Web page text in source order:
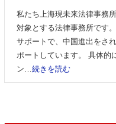
私たち上海現未来法律事務
対象とする法律事務所です
サポートで、中国進出をさ
ポートしています。 具体的
ン… 続きを読む